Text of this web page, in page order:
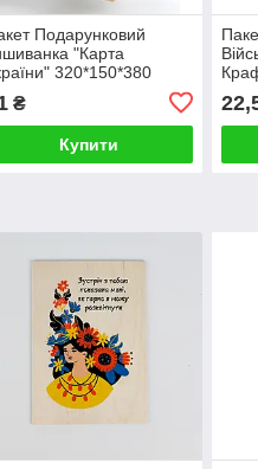
Подарунковий
"Карта
320*150*380
₴
Купити